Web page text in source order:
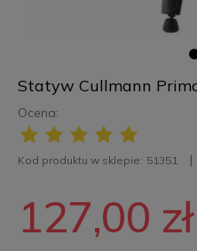
Statyw Cullmann
Ocena:
Kod produktu w sklepie: 51351
127,00 zł